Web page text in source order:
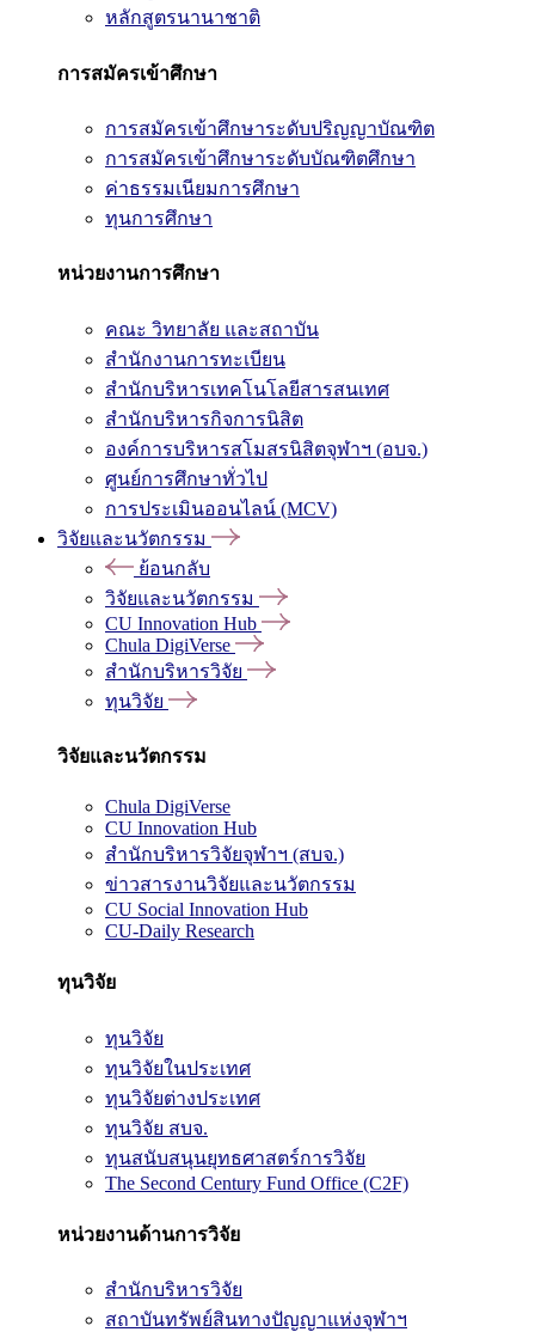
หลักสูตรนานาชาติ
การสมัครเข้าศึกษา
การสมัครเข้าศึกษาระดับปริญญาบัณฑิต
การสมัครเข้าศึกษาระดับบัณฑิตศึกษา
ค่าธรรมเนียมการศึกษา
ทุนการศึกษา
หน่วยงานการศึกษา
คณะ วิทยาลัย และสถาบัน
สำนักงานการทะเบียน
สำนักบริหารเทคโนโลยีสารสนเทศ
สำนักบริหารกิจการนิสิต
องค์การบริหารสโมสรนิสิตจุฬาฯ (อบจ.)
ศูนย์การศึกษาทั่วไป
การประเมินออนไลน์ (MCV)
วิจัยและนวัตกรรม
ย้อนกลับ
วิจัยและนวัตกรรม
CU Innovation Hub
Chula DigiVerse
สำนักบริหารวิจัย
ทุนวิจัย
วิจัยและนวัตกรรม
Chula DigiVerse
CU Innovation Hub
สำนักบริหารวิจัยจุฬาฯ (สบจ.)
ข่าวสารงานวิจัยและนวัตกรรม
CU Social Innovation Hub
CU-Daily Research
ทุนวิจัย
ทุนวิจัย
ทุนวิจัยในประเทศ
ทุนวิจัยต่างประเทศ
ทุนวิจัย สบจ.
ทุนสนับสนุนยุทธศาสตร์การวิจัย
The Second Century Fund Office (C2F)
หน่วยงานด้านการวิจัย
สำนักบริหารวิจัย
สถาบันทรัพย์สินทางปัญญาแห่งจุฬาฯ